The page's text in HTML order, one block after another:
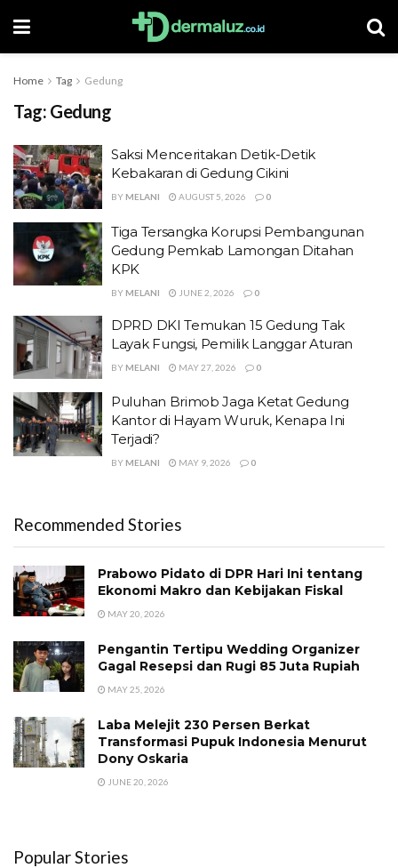
Home Tag Gedung
Tag: Gedung
Saksi Menceritakan Detik-Detik
Kebakaran di Gedung Cikini
BY MELANI AUGUST 5, 2026 0
Tiga Tersangka Korupsi Pembangunan
Gedung Pemkab Lamongan Ditahan
KPK
BY MELANI JUNE 2, 2026 0
DPRD DKI Temukan 15 Gedung Tak
Layak Fungsi, Pemilik Langgar Aturan
BY MELANI MAY 27, 2026 0
Puluhan Brimob Jaga Ketat Gedung
Kantor di Hayam Wuruk, Kenapa Ini
Terjadi?
BY MELANI MAY 9, 2026 0
Recommended Stories
Prabowo Pidato di DPR Hari Ini tentang
Ekonomi Makro dan Kebijakan Fiskal
MAY 20, 2026
Pengantin Tertipu Wedding Organizer
Gagal Resepsi dan Rugi 85 Juta Rupiah
MAY 25, 2026
Laba Melejit 230 Persen Berkat
Transformasi Pupuk Indonesia Menurut
Dony Oskaria
JUNE 20, 2026
Popular Stories